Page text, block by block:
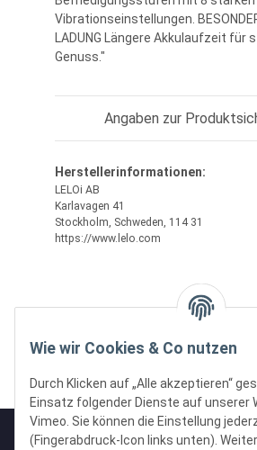
Wie wir Cookies & Co nutzen
Durch Klicken auf „Alle akzeptieren“
Einsatz folgender Dienste auf unserer
Vimeo. Sie können die Einstellung
(Fingerabdruck-Icon links unten).
Vibrationseinstellungen.
LADUNG Längere Akkulaufzeit für
Genuss."
Angaben zur
Herstellerinformationen:
LELOi AB
Karlavagen 41
Stockholm, Schweden, 114 31
https://www.lelo.com